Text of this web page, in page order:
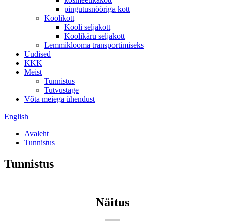
pingutusnööriga kott
Koolikott
Kooli seljakott
Koolikäru seljakott
Lemmiklooma transportimiseks
Uudised
KKK
Meist
Tunnistus
Tutvustage
Võta meiega ühendust
English
Avaleht
Tunnistus
Tunnistus
Näitus